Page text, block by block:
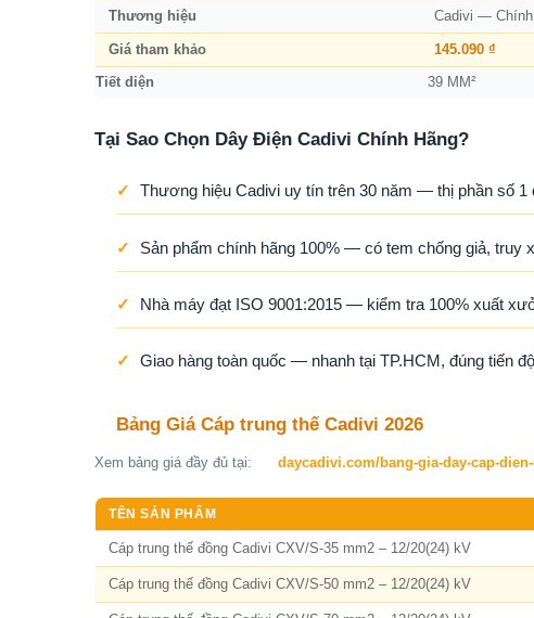
Thương hiệu Cadivi — Chính
Giá tham khảo 145.090 ₫
Tiết diện 39 MM²
Tại Sao Chọn Dây Điện Cadivi Chính Hãng?
✓ Thương hiệu Cadivi uy tín trên 30 năm — thị phần số 1
✓ Sản phẩm chính hãng 100% — có tem chống giả, truy
✓ Nhà máy đạt ISO 9001:2015 — kiểm tra 100% xuất
✓ Giao hàng toàn quốc — nhanh tại TP.HCM, đúng tiến
Bảng Giá Cáp trung thế Cadivi 2026
Xem bảng giá đầy đủ tại: daycadivi.com/bang-gia-day-cap-
TÊN SẢN PHẨM
Cáp trung thế đồng Cadivi CXV/S-35 mm2 – 12/20(24) kV
Cáp trung thế đồng Cadivi CXV/S-50 mm2 – 12/20(24) kV